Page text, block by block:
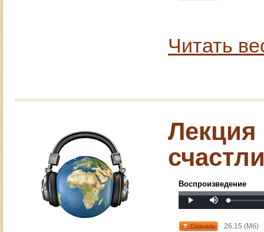
Читать
Лекция
Воспроизведение
Play Loaded:
0%
Progress:
Скачать 26.15 (Мб)